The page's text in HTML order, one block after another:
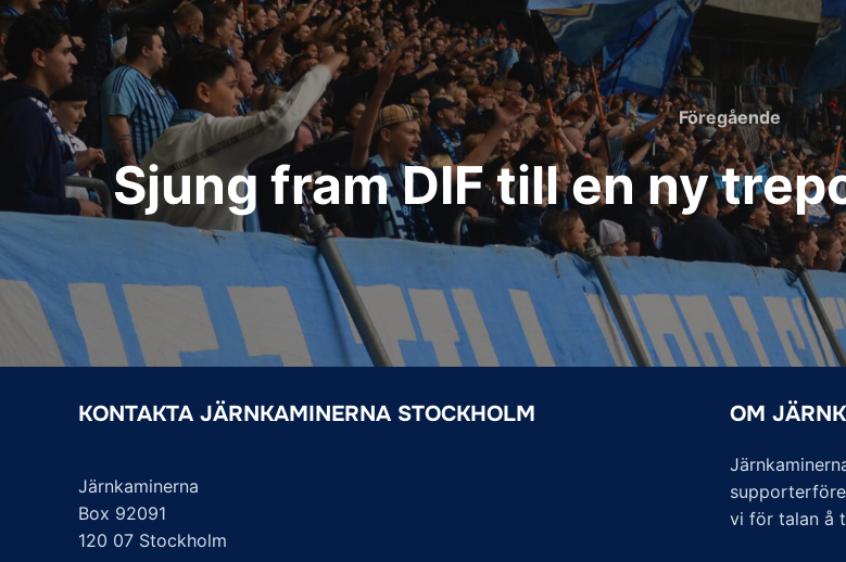
Föregående
Föregående
Sjung fram DIF till en ny
KONTAKTA JÄRNKAMINERNA STOCKHOLM
Järnkaminerna
Box 92091
120 07 Stockholm
OM
vi för talan å